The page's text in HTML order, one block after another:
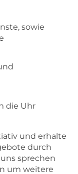
sowie
die Uhr
und erhalte
durch
sprechen
um weitere